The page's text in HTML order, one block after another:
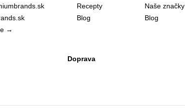
→
Recepty
Blog
Naše značky
Blog
Doprava